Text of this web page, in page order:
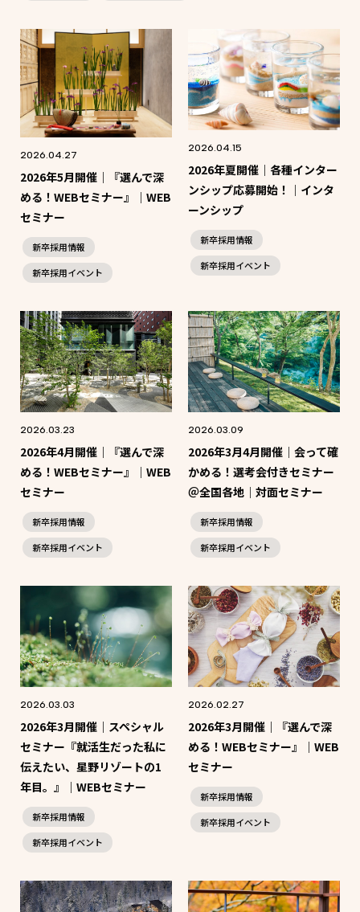
2026.04.27
2026年5月開催｜『選んで深
める！WEBセミナー』｜WEB
セミナー
新卒採用情報
新卒採用イベント
2026.04.15
2026年夏開催｜各種インター
ンシップ応募開始！｜インタ
ーンシップ
新卒採用情報
新卒採用イベント
2026.03.23
2026年4月開催｜『選んで深
める！WEBセミナー』｜WEB
セミナー
新卒採用情報
新卒採用イベント
2026.03.09
2026年3月4月開催｜会って確
かめる！選考会付きセミナー
＠全国各地｜対面セミナー
新卒採用情報
新卒採用イベント
2026.03.03
2026年3月開催｜スペシャル
セミナー『就活生だった私に
伝えたい、星野リゾートの1
年目。』｜WEBセミナー
新卒採用情報
新卒採用イベント
2026.02.27
2026年3月開催｜『選んで深
める！WEBセミナー』｜WEB
セミナー
新卒採用情報
新卒採用イベント